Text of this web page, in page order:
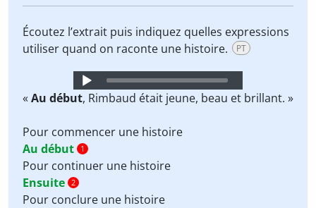
Écoutez l’extrait puis indiquez quelles expressions
utiliser quand on raconte une histoire.
PT
Audio
Player
«Au début, Rimbaud était jeune, beau et brillant. »
Pour commencer une histoire
Au début
1
Pour continuer une histoire
Ensuite 2
Pour conclure une histoire